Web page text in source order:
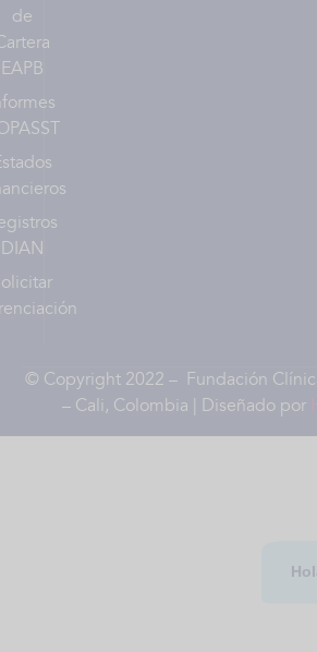
de
EAPB
DIAN
© Copyright 2022 – Fundación
– Cali, Colombia | Diseñado por